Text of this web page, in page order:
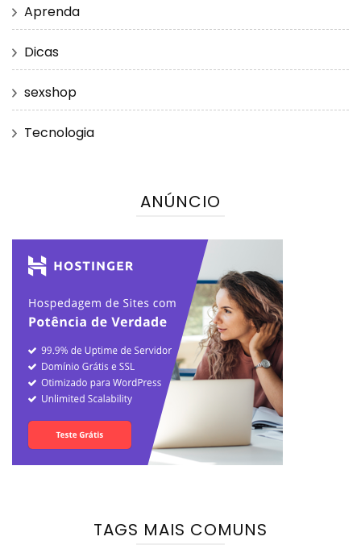
Aprenda
Dicas
sexshop
Tecnologia
ANÚNCIO
TAGS MAIS COMUNS